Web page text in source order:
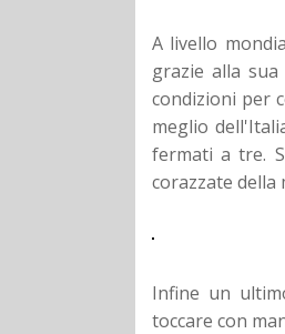
A livello
grazie alla
condizioni per
meglio
fermati a tre.
corazzate della
Infine un
toccare con